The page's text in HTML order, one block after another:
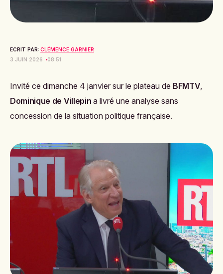
ECRIT PAR: CLÉMENCE GARNIER
3 JUIN 2026
08:51
Invité ce dimanche 4 janvier sur le plateau de BFMTV,
Dominique de Villepin a livré une analyse sans
concession de la situation politique française.